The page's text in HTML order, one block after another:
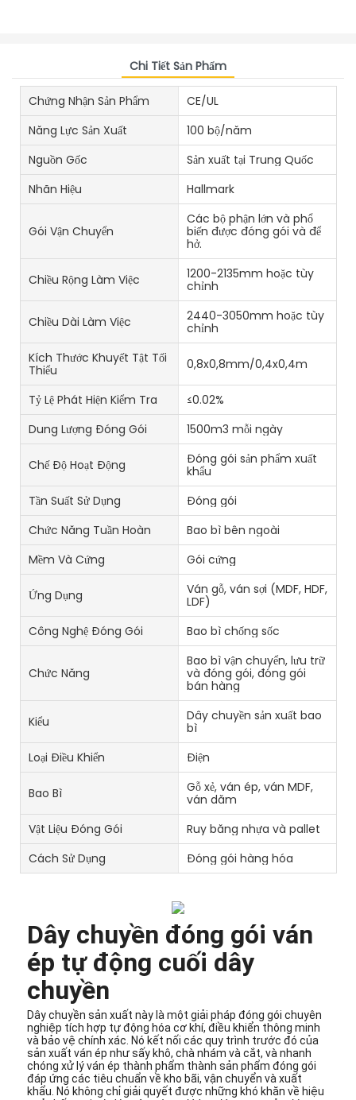
Chi Tiết Sản Phẩm
Chứng Nhận Sản Phẩm
CE/UL
Năng Lực Sản Xuất
100 bộ/năm
Nguồn Gốc
Sản xuất tại Trung Quốc
Nhãn Hiệu
Hallmark
Gói Vận Chuyển
Các bộ phận lớn và phổ
biến được đóng gói và để
hở.
Chiều Rộng Làm Việc
1200-2135mm hoặc tùy
chỉnh
Chiều Dài Làm Việc
2440-3050mm hoặc tùy
chỉnh
Kích Thước Khuyết Tật Tối
Thiểu
0,8x0,8mm/0,4x0,4m
Tỷ Lệ Phát Hiện Kiểm Tra
≤0.02%
Dung Lượng Đóng Gói
1500m3 mỗi ngày
Chế Độ Hoạt Động
Đóng gói sản phẩm xuất
khẩu
Tần Suất Sử Dụng
Đóng gói
Chức Năng Tuần Hoàn
Bao bì bên ngoài
Mềm Và Cứng
Gói cứng
Ứng Dụng
Ván gỗ, ván sợi (MDF, HDF,
LDF)
Công Nghệ Đóng Gói
Bao bì chống sốc
Chức Năng
Bao bì vận chuyển, lưu trữ
và đóng gói, đóng gói
bán hàng
Kiểu
Dây chuyền sản xuất bao
bì
Loại Điều Khiển
Điện
Bao Bì
Gỗ xẻ, ván ép, ván MDF,
ván dăm
Vật Liệu Đóng Gói
Ruy băng nhựa và pallet
Cách Sử Dụng
Đóng gói hàng hóa
Dây chuyền đóng gói ván
ép tự động cuối dây
chuyền
Dây chuyền sản xuất này là một giải pháp đóng gói chuyên
nghiệp tích hợp tự động hóa cơ khí, điều khiển thông minh
và bảo vệ chính xác. Nó kết nối các quy trình trước đó của
sản xuất ván ép như sấy khô, chà nhám và cắt, và nhanh
chóng xử lý ván ép thành phẩm thành sản phẩm đóng gói
đáp ứng các tiêu chuẩn về kho bãi, vận chuyển và xuất
khẩu. Nó không chỉ giải quyết được những khó khăn về hiệu